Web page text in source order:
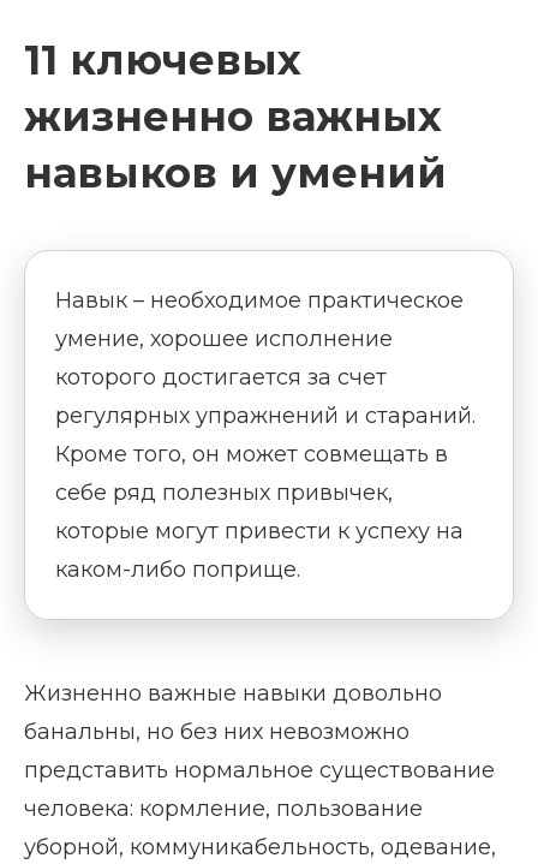
11 ключевых
жизненно важных
навыков и умений
Навык – необходимое практическое
умение, хорошее исполнение
которого достигается за счет
регулярных упражнений и стараний.
Кроме того, он может совмещать в
себе ряд полезных привычек,
которые могут привести к успеху на
каком-либо поприще.
Жизненно важные навыки довольно
банальны, но без них невозможно
представить нормальное существование
человека: кормление, пользование
уборной, коммуникабельность, одевание,